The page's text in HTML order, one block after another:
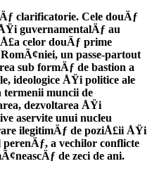
clarificatorie. Cele douÄƒ
guvernamentalÄƒ au
celor douÄƒ prime
un passe-partout
sub formÄƒ de bastion a
ideologice ÅŸi politice ale
muncii de
dezvoltarea ÅŸi
aservite unui nucleu
ilegitimÄƒ de poziÅ£ii ÅŸi
a vechilor conflicte
de zeci de ani.